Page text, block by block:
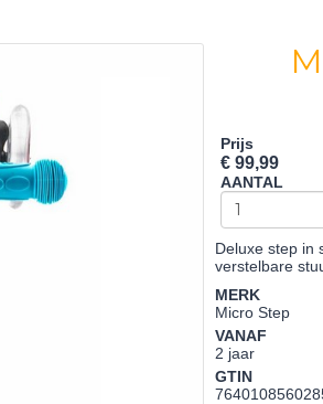
Prijs
€ 99,99
AANTAL
Deluxe step in
verstelbare
MERK
Micro Step
VANAF
2 jaar
GTIN